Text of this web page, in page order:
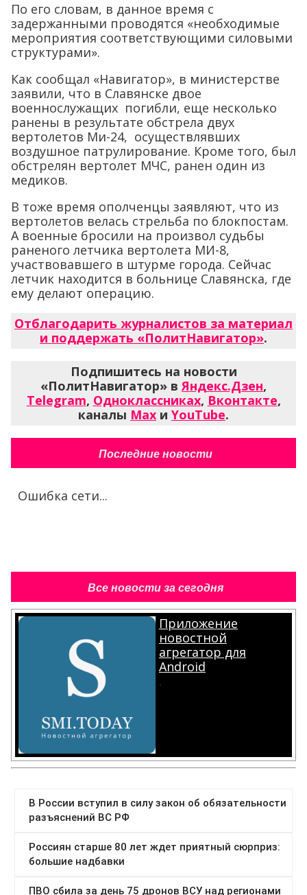
По его словам, в данное время с
задержанными проводятся «необходимые
мероприятия соответствующими силовыми
структурами».
Как сообщал «Навигатор», в министерстве
заявили, что в Славянске двое
военнослужащих погибли, еще несколько
ранены в результате обстрела двух
вертолетов Ми-24, осуществлявших
воздушное патрулирование. Кроме того, был
обстрелян вертолет МЧС, ранен один из
медиков.
В тоже время ополченцы заявляют, что из
вертолетов велась стрельба по блокпостам.
А военные бросили на произвол судьбы
раненого летчика вертолета МИ-8,
участвовавшего в штурме города. Сейчас
летчик находится в больнице Славянска, где
ему делают операцию.
Отблагодарить журналистов за материал
и поддержать «ПолитНавигатор».
Подпишитесь на новости
«ПолитНавигатор» вЯндекс.Дзен,
Telegram, Одноклассниках, Вконтакте,
каналы Max и YouTube.
Последние новости
Ошибка сети...
Все новости за сегодня
Приложение
новостной
агрегатор для
Android
.